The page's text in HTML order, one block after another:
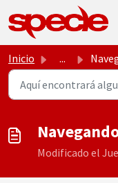
Saltar al contenido
Inicio ...
Modificado el